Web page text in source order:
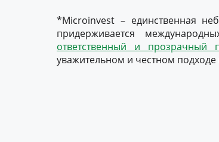
*Microinvest – единственная
придерживается
ответственный и прозрачный
уважительном и честном